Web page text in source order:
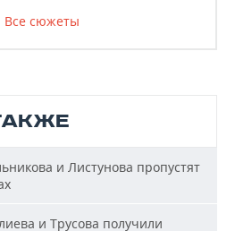
Все сюжеты
и Листунова пропустят
и Трусова получили